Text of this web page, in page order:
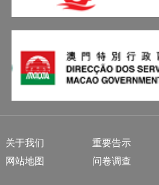
关于我们 重要告示
网站地图
问卷调查